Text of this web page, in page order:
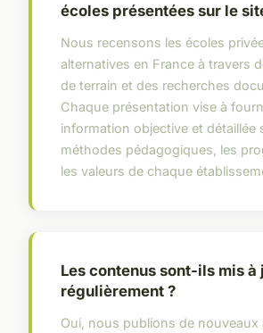
écoles présentées sur le
Nous recensons les écoles
alternatives en France à travers
de terrain et des recherches
Chaque présentation vise à
information objective et détaillée
méthodes pédagogiques, les
les valeurs de chaque
Les contenus sont-ils mis à
régulièrement ?
Oui, nous publions de nouveaux